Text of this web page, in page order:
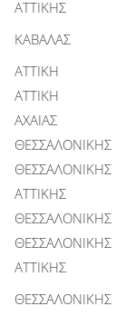
ΑΤΤΙΚΗΣ
ΚΑΒΑΛΑΣ
ΑΤΤΙΚΗ
ΑΤΤΙΚΗ
ΑΧΑΙΑΣ
ΘΕΣΣΑΛΟΝΙΚΗΣ
ΘΕΣΣΑΛΟΝΙΚΗΣ
ΑΤΤΙΚΗΣ
ΘΕΣΣΑΛΟΝΙΚΗΣ
ΘΕΣΣΑΛΟΝΙΚΗΣ
ΑΤΤΙΚΗΣ
ΘΕΣΣΑΛΟΝΙΚΗΣ